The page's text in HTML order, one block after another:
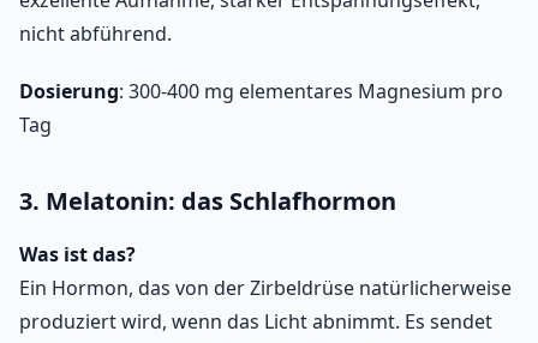
nicht abführend.
Dosierung: 300-400 mg elementares Magnesium pro
Tag
3. Melatonin: das Schlafhormon
Was ist das?
Ein Hormon, das von der Zirbeldrüse natürlicherweise
produziert wird, wenn das Licht abnimmt. Es sendet